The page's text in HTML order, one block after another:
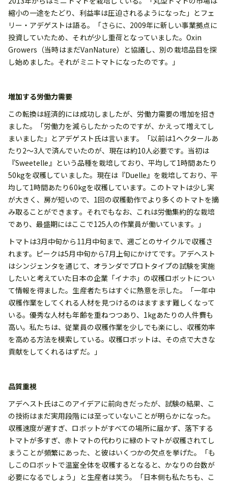
縮小の一途をたどり、利益率は圧迫されるようになった」とフェ
リー・アデゲストは語る。「さらに、2009年に新しい事業拠点に
投資していたため、それが少し重荷となっていました。Oxin
Growers（当時はまだVanNature）と協議し、別の栽培品目を探
し始めました。それがミニトマトになったのです。」
増加する労働力需要
この転換は経済的には成功しましたが、労働力需要の増加を招き
ました。「労働力を減らしたかったのですが、かえって増えてし
まいました」とアデゲスト氏は言います。「以前は1ヘクタールあ
たり2～3人で済んでいたのが、現在は約10人必要です。当初は
『Sweetelle』という品種を栽培しており、平均して1時間あたり
50kgを収穫していました。現在は『Duelle』を栽培しており、平
均して1時間あたり60kgを収穫しています。このトマトは少し実
が大きく、房が短いので、1回の収穫動作でより多くのトマトを摘
み取ることができます。それでもなお、これは労働集約的な栽培
であり、最盛期にはここで125人の作業員が働いています。」
トマトは3月中旬から11月中旬まで、週ごとのサイクルで収穫さ
れます。ピークは5月中旬から7月上旬にかけてです。アデヘスト
はシンジェンタを通じて、オランダでプロトタイプの試験を実施
したいと考えていた日本の企業「イナホ」の収穫ロボットについ
て情報を得ました。生産者たちはすぐに熱意を示した。「一年中
収穫作業をしてくれる人材を見つけるのはますます難しくなって
いる。優秀な人材も年齢を重ねつつあり、1kgあたりの人件費も
高い。私たちは、従業員の収穫作業を少しでも楽にし、収穫効率
を高める方法を模索している。収穫ロボットは、その点で大きな
貢献をしてくれるはずだ。」
品質重視
アデヘスト氏はこのアイデアに前向きだったが、試験の結果、こ
の技術はまだ実用段階には至っていないことが明らかになった。
収穫速度が遅すぎ、ロボットがすべての場所に届かず、落下する
トマトが多すぎ、赤トマトの代わりに緑のトマトが収穫されてし
まうことが頻繁にあった、と彼はいくつかの欠点を挙げた。「も
しこのロボットで温室全体を収穫するとなると、かなりの台数が
必要になるでしょう」と生産者は笑う。「日本側も私たちも、こ